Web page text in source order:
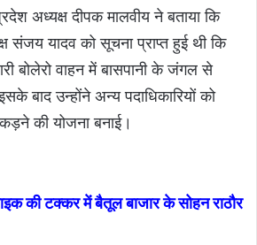
अध्यक्ष दीपक मालवीय ने बताया कि
यादव को सूचना प्राप्त हुई थी कि
बोलेरो वाहन में बासपानी के जंगल से
बाद उन्होंने अन्य पदाधिकारियों को
की योजना बनाई।
की टक्कर में बैतूल बाजार के सोहन राठौर